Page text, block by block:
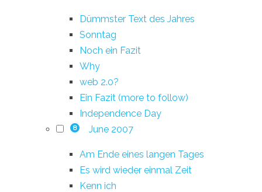
Dümmster Text des Jahres
Sonntag
Noch ein Fazit
Why
web 2.0?
Ein Fazit (more to follow)
Independence Day
8 June 2007
Am Ende eines langen Tages
Es wird wieder einmal Zeit
Kenn ich